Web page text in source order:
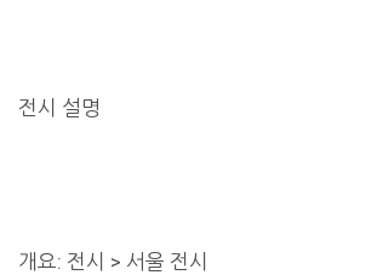
전시 설명
개요: 전시 > 서울 전시